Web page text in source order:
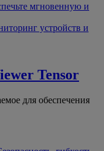
мгновенную и
устройств и
Tensor
для обеспечения